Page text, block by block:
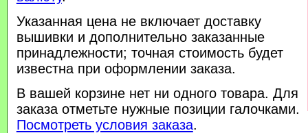
Указанная цена не включает доставку
вышивки и дополнительно заказанные
принадлежности; точная стоимость будет
известна при оформлении заказа.
В вашей корзине нет ни одного товара. Для
заказа отметьте нужные позиции галочками.
Посмотреть условия заказа.